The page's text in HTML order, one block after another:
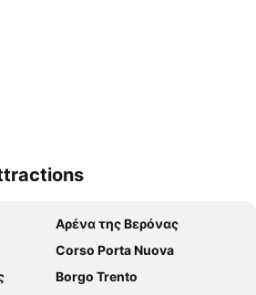
Αρένα της Βερόνας
Corso Porta Nuova
Borgo Trento